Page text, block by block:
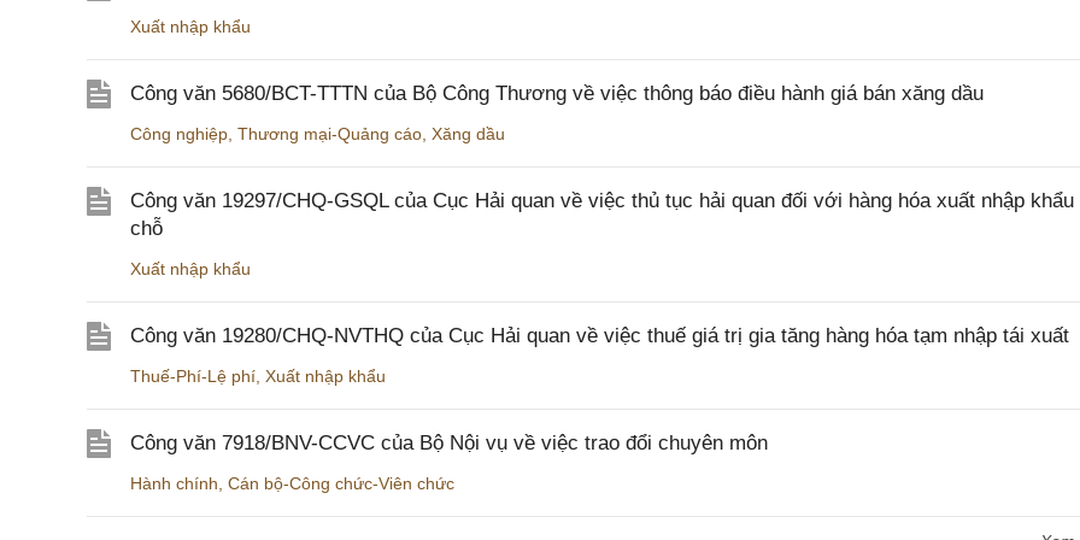
Xuất nhập khẩu
Công văn 5680/BCT-TTTN của Bộ Công Thương về việc thông báo điều hành giá bán xăng dầu
Công nghiệp Thương mại-Quảng cáo Xăng dầu
Công văn 19297/CHQ-GSQL của Cục Hải quan về việc thủ tục hải quan đối với hàng hóa xuất nhập khẩu
chỗ
Xuất nhập khẩu
Công văn 19280/CHQ-NVTHQ của Cục Hải quan về việc thuế giá trị gia tăng hàng hóa tạm nhập tái xuất
Thuế-Phí-Lệ phí Xuất nhập khẩu
Công văn 7918/BNV-CCVC của Bộ Nội vụ về việc trao đổi chuyên môn
Hành chính Cán bộ-Công chức-Viên chức